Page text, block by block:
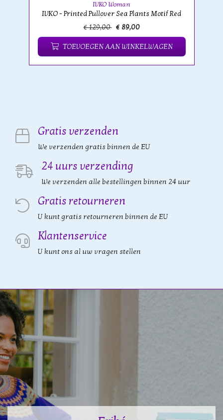
IVKO Woman
IVKO - Printed Pullover Sea Plants Motif Red
€ 129,00 € 89,00
TOEVOEGEN AAN WINKELWAGEN
Gratis verzenden
We verzenden gratis binnen de EU
24 uurs verzending
We verzenden alle bestellingen binnen 24 uur
Gratis retourneren
U kunt gratis retourneren binnen de EU
Klantenservice
U kunt ons al uw vragen stellen